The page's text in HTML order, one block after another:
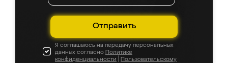
Отправить
Я соглашаюсь на передачу персональных
данных согласно Политике
конфиденциальности
Пользовательскому